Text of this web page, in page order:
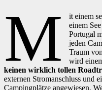
M
it einem
einem
Portugal
jeden
Traum
wird
keinen wirklich tollen
externen Stromanschluss und
Campingplätze angewiesen.